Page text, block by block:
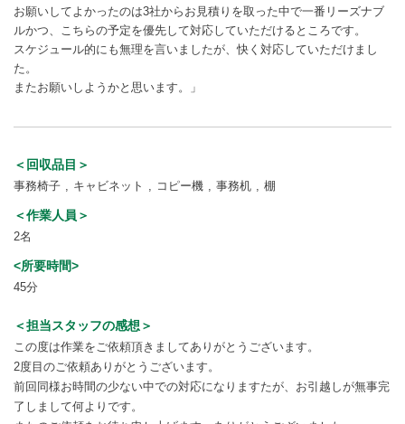
お願いしてよかったのは3社からお見積りを取った中で一番リーズナブ
ルかつ、こちらの予定を優先して対応していただけるところです。
スケジュール的にも無理を言いましたが、快く対応していただけまし
た。
またお願いしようかと思います。」
＜回収品目＞
事務椅子 キャビネット コピー機 事務机 棚
＜作業人員＞
2名
<所要時間>
45分
＜担当スタッフの感想＞
この度は作業をご依頼頂きましてありがとうございます。
2度目のご依頼ありがとうございます。
前回同様お時間の少ない中での対応になりますたが、お引越しが無事完
了しまして何よりです。